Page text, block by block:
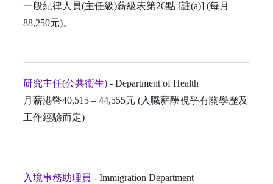
一般紀律人員(主任級)薪級表第26點 [註(a)] (每月
88,250元)。
研究主任(公共衞生) - Department of Health
月薪港幣40,515 – 44,555元 (入職薪酬視乎有關學歷及
工作經驗而定)
入境事務助理員 - Immigration Department